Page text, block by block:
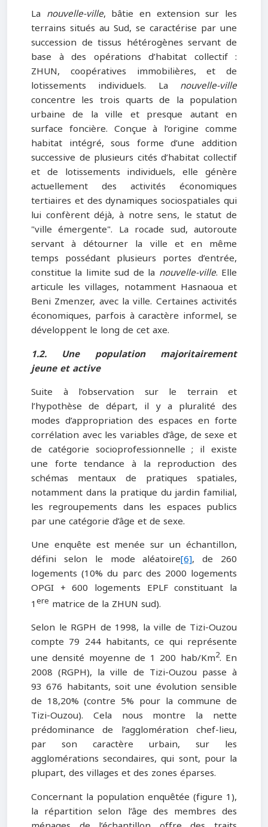
La nouvelle-ville, bâtie en extension sur les
terrains situés au Sud, se caractérise par une
succession de tissus hétérogènes servant de
base à des opérations d’habitat collectif :
ZHUN, coopératives immobilières, et de
lotissements individuels. La nouvelle-ville
concentre les trois quarts de la population
urbaine de la ville et presque autant en
surface foncière. Conçue à l’origine comme
habitat intégré, sous forme d’une addition
successive de plusieurs cités d’habitat collectif
et de lotissements individuels, elle génère
actuellement des activités économiques
tertiaires et des dynamiques sociospatiales qui
lui confèrent déjà, à notre sens, le statut de
"ville émergente". La rocade sud, autoroute
servant à détourner la ville et en même
temps possédant plusieurs portes d’entrée,
constitue la limite sud de la nouvelle-ville. Elle
articule les villages, notamment Hasnaoua et
Beni Zmenzer, avec la ville. Certaines activités
économiques, parfois à caractère informel, se
développent le long de cet axe.
1.2. Une population majoritairement
jeune et active
Suite à l’observation sur le terrain et
l’hypothèse de départ, il y a pluralité des
modes d’appropriation des espaces en forte
corrélation avec les variables d’âge, de sexe et
de catégorie socioprofessionnelle ; il existe
une forte tendance à la reproduction des
schémas mentaux de pratiques spatiales,
notamment dans la pratique du jardin familial,
les regroupements dans les espaces publics
par une catégorie d’âge et de sexe.
Une enquête est menée sur un échantillon,
défini selon le mode aléatoire[6], de 260
logements (10% du parc des 2000 logements
OPGI + 600 logements EPLF constituant la
1ere matrice de la ZHUN sud).
Selon le RGPH de 1998, la ville de Tizi-Ouzou
compte 79 244 habitants, ce qui représente
une densité moyenne de 1 200 hab/Km2. En
2008 (RGPH), la ville de Tizi-Ouzou passe à
93 676 habitants, soit une évolution sensible
de 18,20% (contre 5% pour la commune de
Tizi-Ouzou). Cela nous montre la nette
prédominance de l’agglomération chef-lieu,
par son caractère urbain, sur les
agglomérations secondaires, qui sont, pour la
plupart, des villages et des zones éparses.
Concernant la population enquêtée (figure 1),
la répartition selon l’âge des membres des